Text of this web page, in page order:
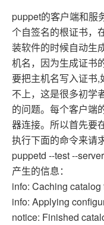
puppet的客户端和服
个自签名的根证书，
装软件的时候自动生
机名，因为生成证书
要把主机名写入证书
不上，这是很多初学
的问题。每个客户端
器连接。所以首先要
执行下面的命令来请
puppetd --test --
产生的信息：
info: Caching
info: Applying
notice: Finished